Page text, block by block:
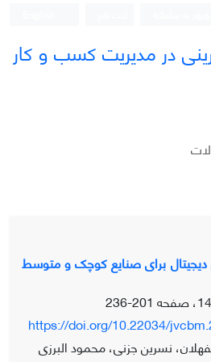
در مدیریت کسب و کار
دیجیتال برای صنایع کوچک و متوسط
201-236
https://doi.org/10.22034/
نسرین جزنی، محمود البرزی